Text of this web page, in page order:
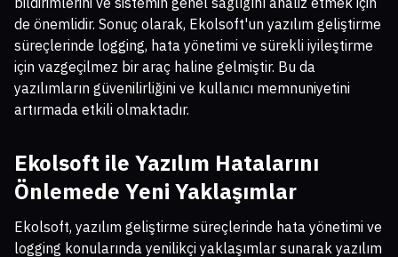
de önemlidir. Sonuç olarak, Ekolsoft'un yazılım geliştirme
süreçlerinde logging, hata yönetimi ve sürekli iyileştirme
için vazgeçilmez bir araç haline gelmiştir. Bu da
yazılımların güvenilirliğini ve kullanıcı memnuniyetini
artırmada etkili olmaktadır.
Ekolsoft ile Yazılım Hatalarını
Önlemede Yeni Yaklaşımlar
Ekolsoft, yazılım geliştirme süreçlerinde hata yönetimi ve
logging konularında yenilikçi yaklaşımlar sunarak yazılım